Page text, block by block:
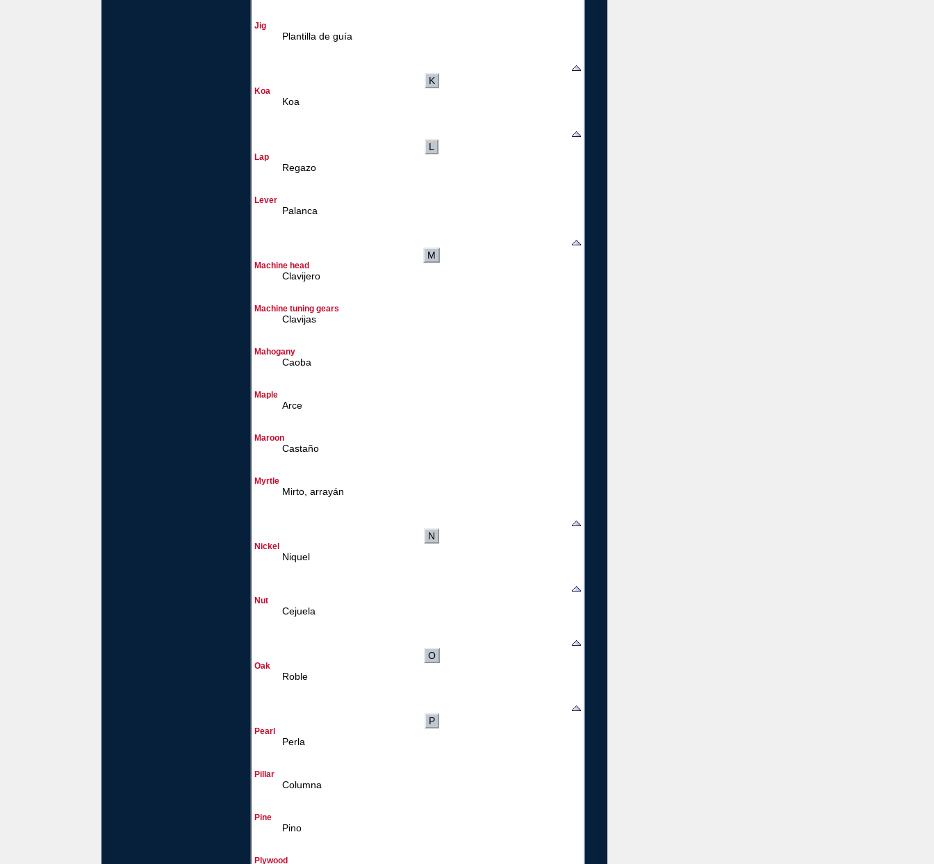
Jig
Plantilla de guía
K
Koa
Koa
L
Lap
Regazo
Lever
Palanca
M
Machine head
Clavijero
Machine tuning gears
Clavijas
Mahogany
Caoba
Maple
Arce
Maroon
Castaño
Myrtle
Mirto, arrayán
N
Nickel
Niquel
Nut
Cejuela
O
Oak
Roble
P
Pearl
Perla
Pillar
Columna
Pine
Pino
Plywood